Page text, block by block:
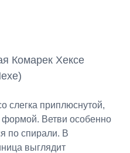
Комарек Хексе
слегка приплюснутой,
Ветви особенно
по спирали. В
выглядит